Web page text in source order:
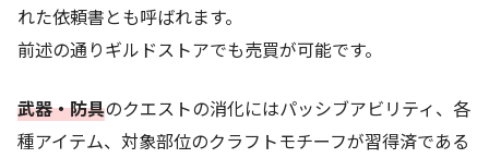
れた依頼書とも呼ばれます。
前述の通りギルドストアでも売買が可能です。
武器・防具のクエストの消化にはパッシブアビリティ、各
種アイテム、対象部位のクラフトモチーフが習得済である